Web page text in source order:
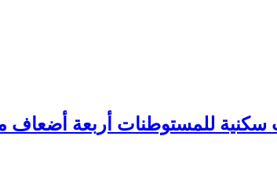
للمستوطنات أربعة أضعاف